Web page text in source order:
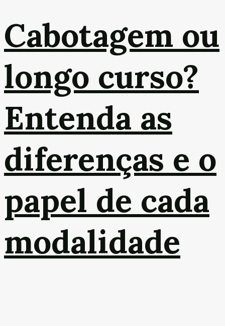
Cabotagem ou
longo curso?
Entenda as
diferenças e o
papel de cada
modalidade